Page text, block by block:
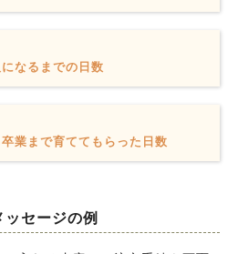
なるまでの日数
業まで育ててもらった日数
ッセージの例